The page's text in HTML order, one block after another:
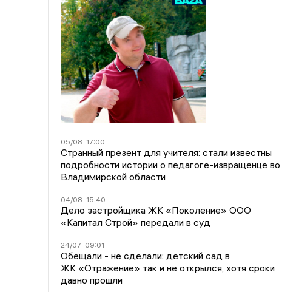
05/08 17:00
Странный презент для учителя: стали известны
подробности истории о педагоге-извращенце во
Владимирской области
04/08 15:40
Дело застройщика ЖК «Поколение» ООО
«Капитал Строй» передали в суд
24/07 09:01
Обещали - не сделали: детский сад в
ЖК «Отражение» так и не открылся, хотя сроки
давно прошли